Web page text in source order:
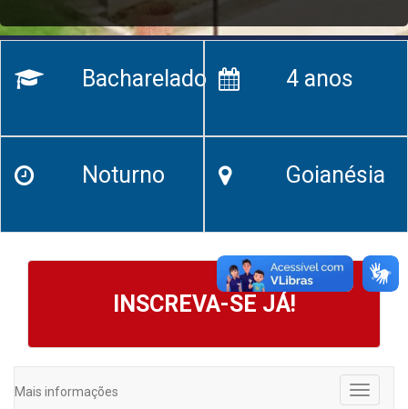
Bacharelado 4 anos
Noturno Goianésia
INSCREVA-SE JÁ!
Toggle
Mais informações